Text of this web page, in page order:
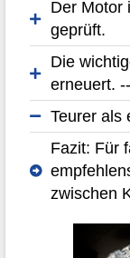
Der Motor
geprüft.
Die
erneuert.
Teurer als
Fazit: Für
zwischen